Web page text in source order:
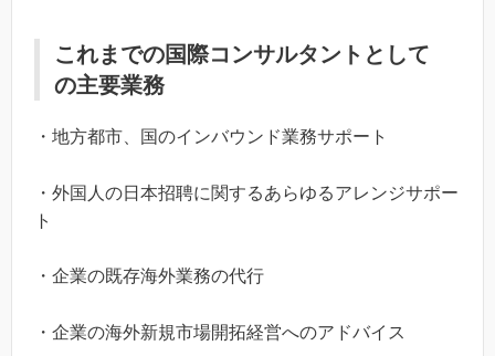
これまでの国際コンサルタントとして
の主要業務
・地方都市、国のインバウンド業務サポート
・外国人の日本招聘に関するあらゆるアレンジサポー
ト
・企業の既存海外業務の代行
・企業の海外新規市場開拓経営へのアドバイス